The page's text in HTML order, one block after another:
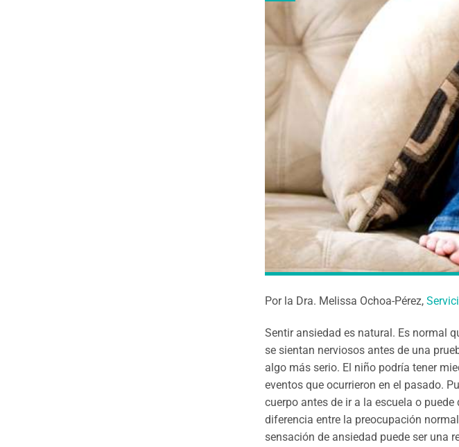
Por la Dra. Melissa Ochoa-Pérez,
Sentir ansiedad es natural. Es normal
se sientan nerviosos antes de una
algo más serio. El niño podría tener
eventos que ocurrieron en el pasado.
cuerpo antes de ir a la escuela o
diferencia entre la preocupación
sensación de ansiedad puede ser una